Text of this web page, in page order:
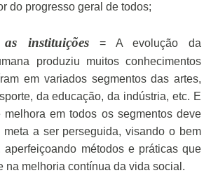
do progresso geral de todos;
instituições = A evolução da
produziu muitos conhecimentos
em variados segmentos das artes,
da educação, da indústria, etc. E
melhora em todos os segmentos deve
meta a ser perseguida, visando o bem
aperfeiçoando métodos e práticas que
na melhoria contínua da vida social.